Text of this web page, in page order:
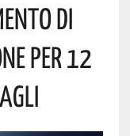
Di
Per 12